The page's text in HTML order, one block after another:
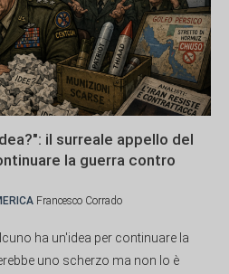
il surreale appello del
la guerra contro
Francesco Corrado
ha un'idea per continuare la
uno scherzo ma non lo è